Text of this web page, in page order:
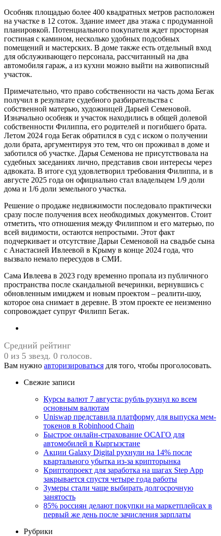
Особняк площадью более 400 квадратных метров расположен
на участке в 12 соток. Здание имеет два этажа с продуманной
планировкой. Потенциального покупателя ждет просторная
гостиная с камином, несколько удобных подсобных
помещений и мастерских. В доме также есть отдельный вход
для обслуживающего персонала, рассчитанный на два
автомобиля гараж, а из кухни можно выйти на живописный
участок.
Примечательно, что право собственности на часть дома Бегак
получил в результате судебного разбирательства с
собственной матерью, художницей Дарьей Семеновой.
Изначально особняк и участок находились в общей долевой
собственности Филиппа, его родителей и погибшего брата.
Летом 2024 года Бегак обратился в суд с иском о получении
доли брата, аргументируя это тем, что он проживал в доме и
заботился об участке. Дарья Семенова не присутствовала на
судебных заседаниях лично, представив свои интересы через
адвоката. В итоге суд удовлетворил требования Филиппа, и в
августе 2025 года он официально стал владельцем 1/9 доли
дома и 1/6 доли земельного участка.
Решение о продаже недвижимости последовало практически
сразу после получения всех необходимых документов. Стоит
отметить, что отношения между Филиппом и его матерью, по
всей видимости, остаются непростыми. Этот факт
подчеркивает и отсутствие Дарьи Семеновой на свадьбе сына
с Анастасией Ивлеевой в Крыму в конце 2024 года, что
вызвало немало пересудов в СМИ.
Сама Ивлеева в 2023 году временно пропала из публичного
пространства после скандальной вечеринки, вернувшись с
обновленным имиджем и новым проектом – реалити-шоу,
которое она снимает в деревне. В этом проекте ее неизменно
сопровождает супруг Филипп Бегак.
Средний рейтинг
0 из 5 звезд. 0 голосов.
Вам нужно авторизироваться для того, чтобы проголосовать.
Свежие записи
Курсы валют 7 августа: рубль рухнул ко всем
основным валютам
Uniswap представила платформу для выпуска мем-
токенов в Robinhood Chain
Быстрое онлайн-страхование ОСАГО для
автомобилей в Кыргызстане
Акции Galaxy Digital рухнули на 14% после
квартального убытка из-за крипторынка
Криптопроект для заработка на шагах Step App
закрывается спустя четыре года работы
Зумеры стали чаще выбирать долгосрочную
занятость
85% россиян делают покупки на маркетплейсах в
первый же день после зачисления зарплаты
Рубрики